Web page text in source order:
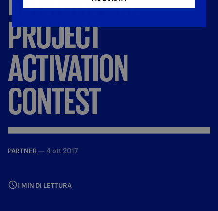
PROJECT
ACTIVATION
CONTEST
PARTNER — 4 ott 2017
1 MIN DI LETTURA